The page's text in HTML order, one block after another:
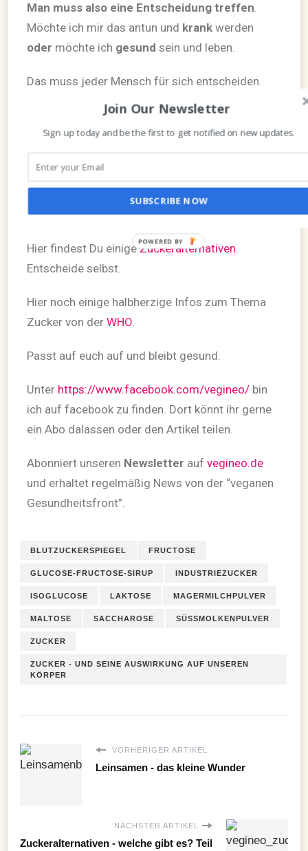
Man muss also eine Entscheidung treffen.
Möchte ich mir das antun und krank werden
oder möchte ich gesund sein und leben.
Das muss jeder Mensch für sich entscheiden.
Wie sehr mag ich mich selbst und möchte ich mir
richtige Entscheidung und zwar die Entscheidung
pro Gesundheit.
Als nächstes werde ich dann die Alternativen
zum Thema Zucker auch noch näher beleuchten.
Hier findest Du einigeZuckeralternativen.
Entscheide selbst.
Hier noch einige halbherzige Infos zum Thema
Zucker von der WHO.
Passt auf euch auf und bleibt gesund.
Unter https://www.facebook.com/vegineo/ bin
ich auf facebook zu finden. Dort könnt ihr gerne
ein Abo dalassen oder den Artikel teilen.
Abonniert unseren Newsletter auf vegineo.de
und erhaltet regelmäßig News von der “veganen
Gesundheitsfront”.
BLUTZUCKERSPIEGEL FRUCTOSE
GLUCOSE-FRUCTOSE-SIRUP INDUSTRIEZUCKER
ISOGLUCOSE LAKTOSE MAGERMILCHPULVER
MALTOSE SACCHAROSE SÜSSMOLKENPULVER
ZUCKER
ZUCKER - UND SEINE AUSWIRKUNG AUF UNSEREN
KÖRPER
VORHERIGER ARTIKEL
Leinsamen - das kleine Wunder
NÄCHSTER ARTIKEL
Zuckeralternativen - welche gibt es? Teil
Join Our Newsletter
Sign up today and be the first to get notified on new updates.
SUBSCRIBE NOW